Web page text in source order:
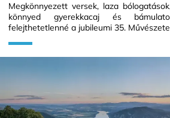
Megkönnyezett versek, laza
könnyed gyerekkacaj és
felejthetetlenné a jubileumi 35.